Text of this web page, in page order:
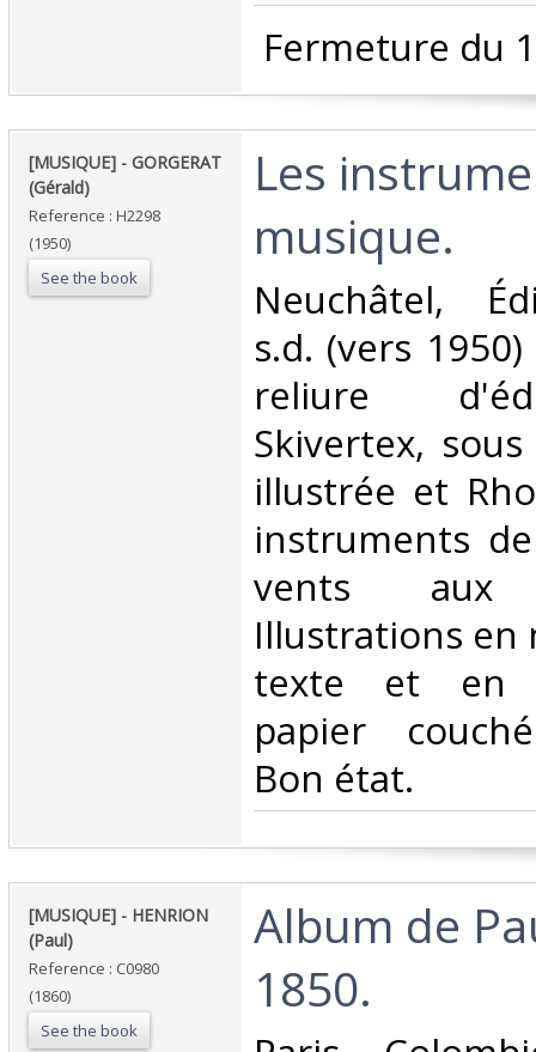
Fermeture du
‎[MUSIQUE] - GORGERAT
(Gérald)‎
Reference : H2298
(1950)
See the book
‎Les
musique. ‎
‎Neuchâtel,
s.d. (vers
reliure
Skivertex,
illustrée et
instruments
vents aux
Illustrations en
texte et en
papier
Bon état.‎
‎[MUSIQUE] - HENRION
(Paul)‎
Reference : C0980
(1860)
See the book
‎Album de
1850. ‎